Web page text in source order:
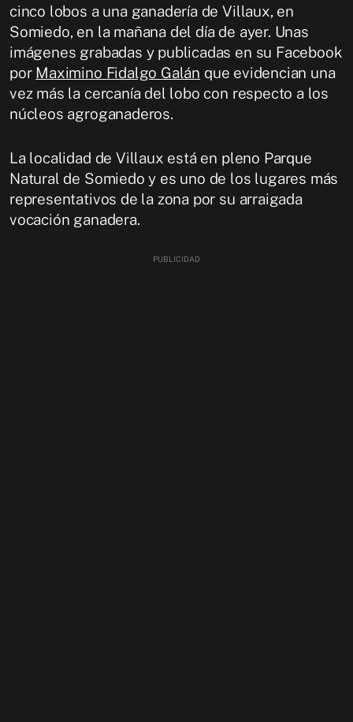
cinco lobos a una ganadería de Villaux, en
Somiedo, en la mañana del día de ayer. Unas
imágenes grabadas y publicadas en su Facebook
por Maximino Fidalgo Galán que evidencian una
vez más la cercanía del lobo con respecto a los
núcleos agroganaderos.
La localidad de Villaux está en pleno Parque
Natural de Somiedo y es uno de los lugares más
representativos de la zona por su arraigada
vocación ganadera.